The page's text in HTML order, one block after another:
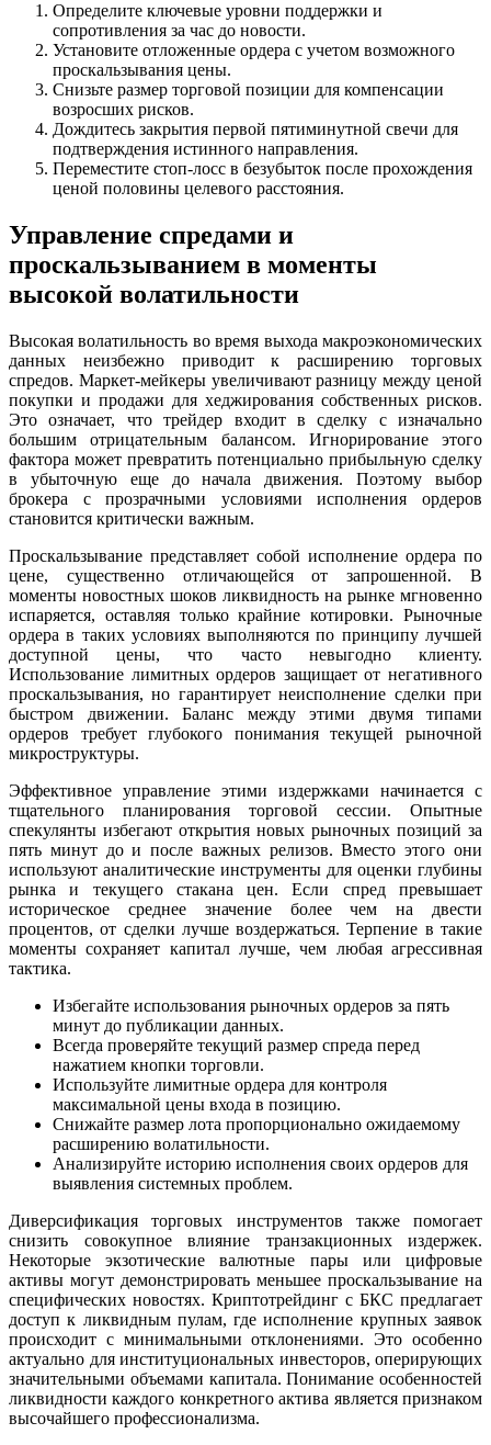
Определите ключевые уровни поддержки и
сопротивления за час до новости.
Установите отложенные ордера с учетом возможного
проскальзывания цены.
Снизьте размер торговой позиции для компенсации
возросших рисков.
Дождитесь закрытия первой пятиминутной свечи для
подтверждения истинного направления.
Переместите стоп-лосс в безубыток после прохождения
ценой половины целевого расстояния.
Управление спредами и
проскальзыванием в моменты
высокой волатильности
Высокая волатильность во время выхода макроэкономических
данных неизбежно приводит к расширению торговых
спредов. Маркет-мейкеры увеличивают разницу между ценой
покупки и продажи для хеджирования собственных рисков.
Это означает, что трейдер входит в сделку с изначально
большим отрицательным балансом. Игнорирование этого
фактора может превратить потенциально прибыльную сделку
в убыточную еще до начала движения. Поэтому выбор
брокера с прозрачными условиями исполнения ордеров
становится критически важным.
Проскальзывание представляет собой исполнение ордера по
цене, существенно отличающейся от запрошенной. В
моменты новостных шоков ликвидность на рынке мгновенно
испаряется, оставляя только крайние котировки. Рыночные
ордера в таких условиях выполняются по принципу лучшей
доступной цены, что часто невыгодно клиенту.
Использование лимитных ордеров защищает от негативного
проскальзывания, но гарантирует неисполнение сделки при
быстром движении. Баланс между этими двумя типами
ордеров требует глубокого понимания текущей рыночной
микроструктуры.
Эффективное управление этими издержками начинается с
тщательного планирования торговой сессии. Опытные
спекулянты избегают открытия новых рыночных позиций за
пять минут до и после важных релизов. Вместо этого они
используют аналитические инструменты для оценки глубины
рынка и текущего стакана цен. Если спред превышает
историческое среднее значение более чем на двести
процентов, от сделки лучше воздержаться. Терпение в такие
моменты сохраняет капитал лучше, чем любая агрессивная
тактика.
Избегайте использования рыночных ордеров за пять
минут до публикации данных.
Всегда проверяйте текущий размер спреда перед
нажатием кнопки торговли.
Используйте лимитные ордера для контроля
максимальной цены входа в позицию.
Снижайте размер лота пропорционально ожидаемому
расширению волатильности.
Анализируйте историю исполнения своих ордеров для
выявления системных проблем.
Диверсификация торговых инструментов также помогает
снизить совокупное влияние транзакционных издержек.
Некоторые экзотические валютные пары или цифровые
активы могут демонстрировать меньшее проскальзывание на
специфических новостях. Криптотрейдинг с БКС предлагает
доступ к ликвидным пулам, где исполнение крупных заявок
происходит с минимальными отклонениями. Это особенно
актуально для институциональных инвесторов, оперирующих
значительными объемами капитала. Понимание особенностей
ликвидности каждого конкретного актива является признаком
высочайшего профессионализма.